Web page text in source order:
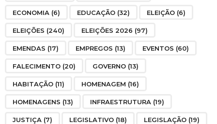
ECONOMIA (6) EDUCAÇÃO (32) ELEIÇÃO (6)
ELEIÇÕES (240) ELEIÇÕES 2026 (97)
EMENDAS (17) EMPREGOS (13) EVENTOS (60)
FALECIMENTO (20) GOVERNO (13)
HABITAÇÃO (11) HOMENAGEM (16)
HOMENAGENS (13) INFRAESTRUTURA (19)
JUSTIÇA (7) LEGISLATIVO (18) LEGISLAÇÃO (19)